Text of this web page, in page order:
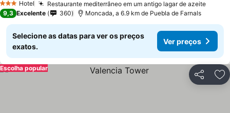
3 EstrelasHotel Restaurante mediterrâneo em um antigo lagar de azeite
9,3 Excelente 360 Moncada, a 6.9 km de Puebla de Farnals
Selecione as datas para ver os preços
exatos.
Ver preços
Partilhar
Escolha popular